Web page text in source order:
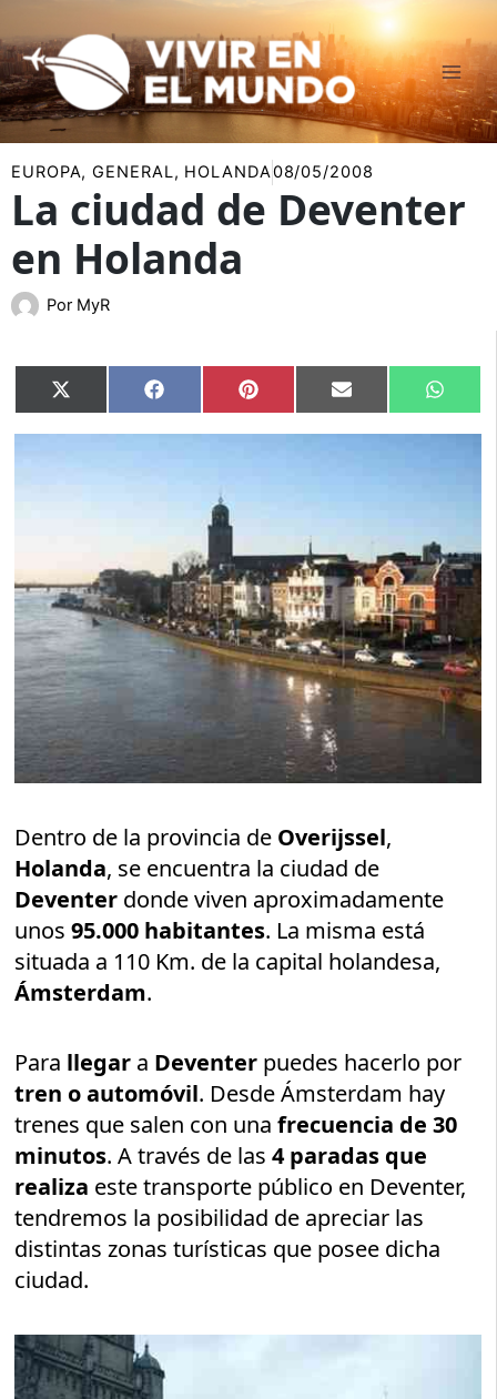
al
contenido
EUROPA,GENERAL, HOLANDA08/05/2008
La ciudad de Deventer
en Holanda
Por MyR
Compartir
en
X
(Twitter)
Compartir
en
Facebook Compartir
en
Pinterest Compartir
en
Email
en
Dentro de la provincia de Overijssel,
Holanda, se encuentra la ciudad de
Deventer donde viven aproximadamente
unos95.000 habitantes. La misma está
situada a 110 Km. de la capital holandesa,
Ámsterdam.
Para llegar a Deventer puedes hacerlo por
tren o automóvil. Desde Ámsterdam hay
trenes que salen con unafrecuencia de 30
minutos. A través de las4 paradas que
realiza este transporte público en Deventer,
tendremos la posibilidad de apreciar las
distintas zonas turísticas que posee dicha
ciudad.